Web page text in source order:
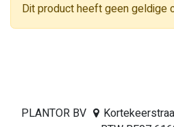
Dit product heeft geen geldige
PLANTOR BV